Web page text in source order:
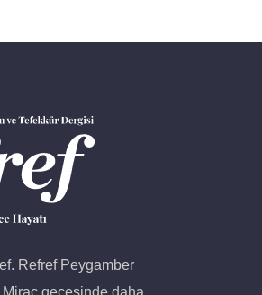
Refref Peygamber
Miraç gecesinde daha